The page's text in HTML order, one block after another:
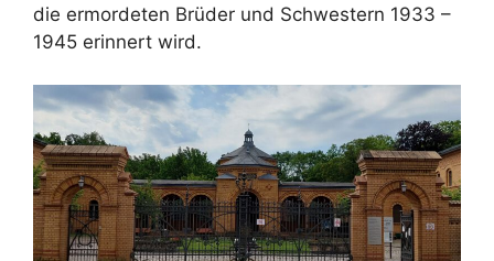
die ermordeten Brüder und Schwestern 1933 –
1945 erinnert wird.